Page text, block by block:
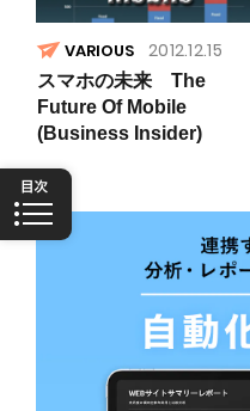
VARIOUS 2012.12.15
スマホの未来 The
Future Of Mobile
(Business Insider)